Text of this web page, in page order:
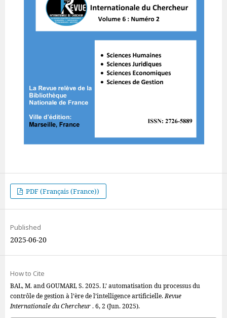
PDF (Français (France))
Published
2025-06-20
How to Cite
BAL, M. and GOUMARI, S. 2025. L’ automatisation du processus du
contrôle de gestion à l’ère de l’intelligence artificielle.Revue
Internationale du Chercheur. 6, 2 (Jun. 2025).